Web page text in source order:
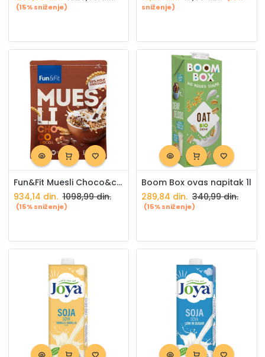
(15% sniženje)
sniženje)
Fun&Fit Muesli Choco&cocoa 1kg
934,14 din. 1098,99din.
(15% sniženje)
Boom Box ovas napitak 1l
289,84 din. 340,99din.
(15% sniženje)